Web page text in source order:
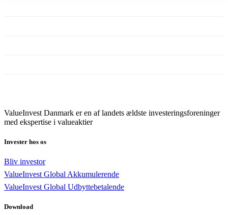
ValueInvest Danmark er en af landets ældste investeringsforeninger
med ekspertise i valueaktier
Invester hos os
Bliv investor
ValueInvest Global Akkumulerende
ValueInvest Global Udbyttebetalende
Download